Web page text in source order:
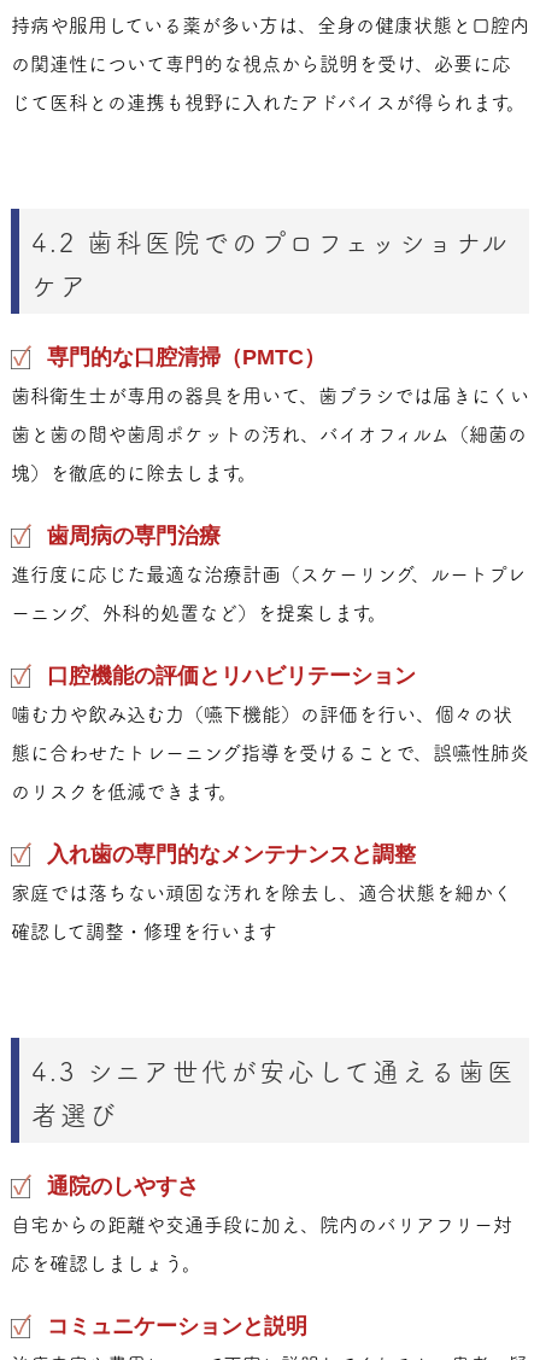
持病や服用している薬が多い方は、全身の健康状態と口腔内
の関連性について専門的な視点から説明を受け、必要に応
じて医科との連携も視野に入れたアドバイスが得られます。
4.2 歯科医院でのプロフェッショナル
ケア
専門的な口腔清掃（PMTC）
歯科衛生士が専用の器具を用いて、歯ブラシでは届きにくい
歯と歯の間や歯周ポケットの汚れ、バイオフィルム（細菌の
塊）を徹底的に除去します。
歯周病の専門治療
進行度に応じた最適な治療計画（スケーリング、ルートプレ
ーニング、外科的処置など）を提案します。
口腔機能の評価とリハビリテーション
噛む力や飲み込む力（嚥下機能）の評価を行い、個々の状
態に合わせたトレーニング指導を受けることで、誤嚥性肺炎
のリスクを低減できます。
入れ歯の専門的なメンテナンスと調整
家庭では落ちない頑固な汚れを除去し、適合状態を細かく
確認して調整・修理を行います
4.3 シニア世代が安心して通える歯医
者選び
通院のしやすさ
自宅からの距離や交通手段に加え、院内のバリアフリー対
応を確認しましょう。
コミュニケーションと説明